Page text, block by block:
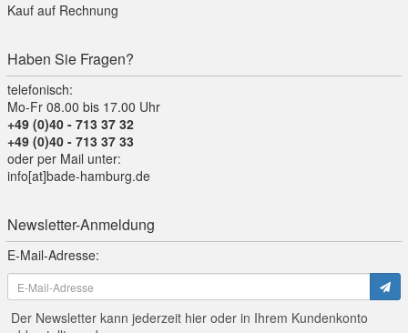
Kauf auf Rechnung
Haben Sie Fragen?
telefonisch:
Mo-Fr 08.00 bis 17.00 Uhr
+49 (0)40 - 713 37 32
+49 (0)40 - 713 37 33
oder per Mail unter:
info[at]bade-hamburg.de
Newsletter-Anmeldung
E-Mail-Adresse:
Der Newsletter kann jederzeit hier oder in Ihrem Kundenkonto